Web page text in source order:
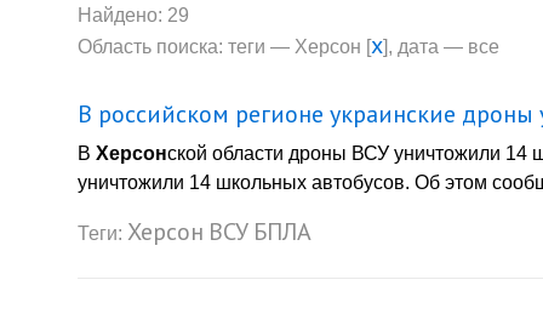
Найдено: 29
Область поиска: теги — Херсон [x], дата — все
В российском регионе украинские
В Херсонской области дроны ВСУ уничтожили 14
уничтожили 14 школьных автобусов. Об этом
Теги: Херсон ВСУ БПЛА